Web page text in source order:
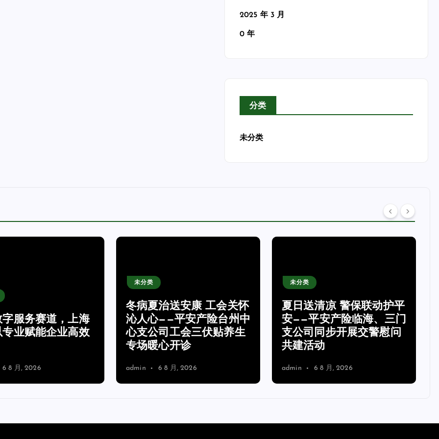
2025 年 3 月
0 年
分类
未分类
字服务赛道，上海
专业赋能企业高效
6 8 月, 2026
未分类
冬病夏治送安康 工会关怀
沁人心——平安产险台州中
心支公司工会三伏贴养生
专场暖心开诊
admin 6 8 月, 2026
未分类
夏日送清凉 警保联动护平
安——平安产险临海、三门
支公司同步开展交警慰问
共建活动
admin 6 8 月, 2026